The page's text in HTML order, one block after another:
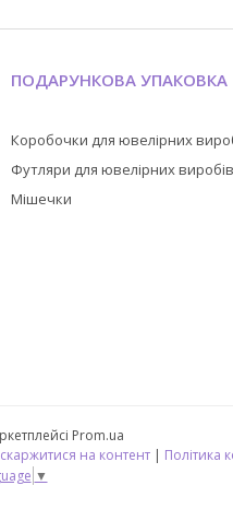
ПОДАРУНКОВА УПАКОВКА
Коробочки для ювелірних
Футляри для ювелірних
Мішечки
Prom.ua
на контент | Політика
▼